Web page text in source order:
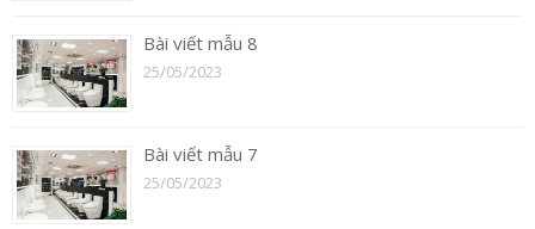
Bài viết mẫu 8
25/05/2023
Bài viết mẫu 7
25/05/2023